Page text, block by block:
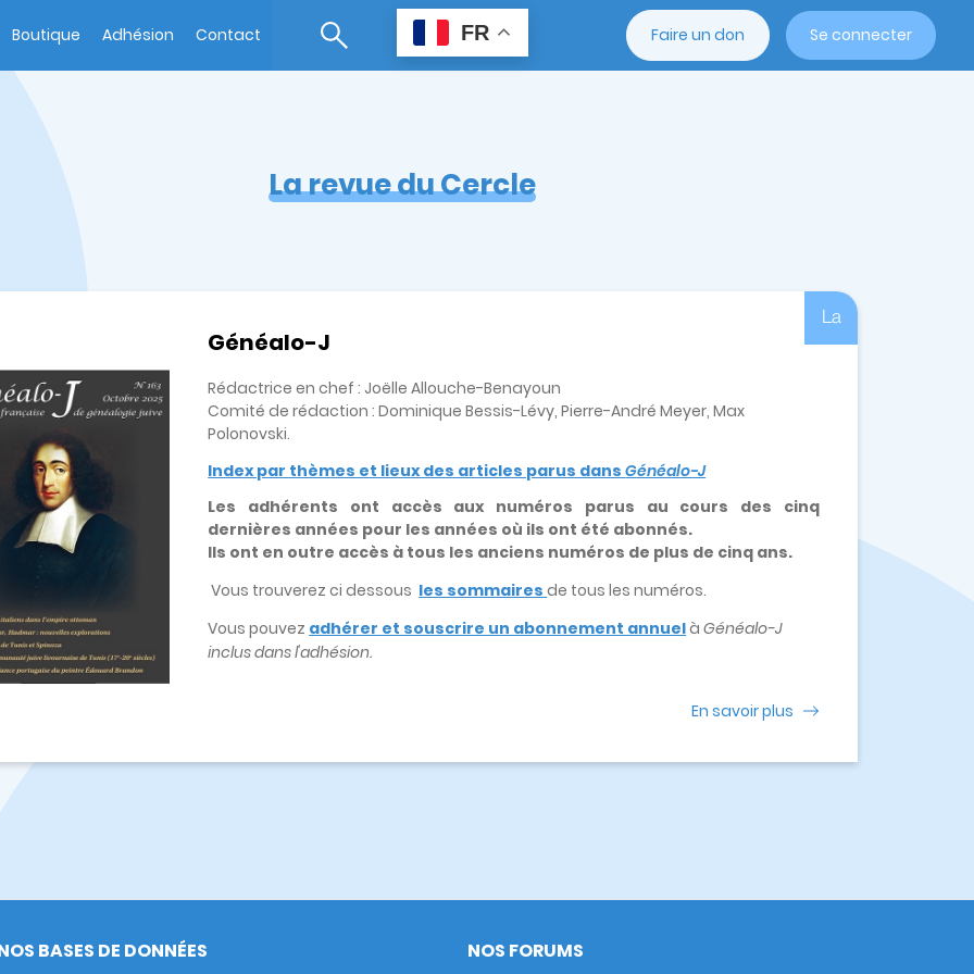
Boutique Adhésion Contact FR Faire un don Se connecter
La revue du Cercle
La
Généalo-J
Rédactrice en chef : Joëlle Allouche-Benayoun
Comité de rédaction : Dominique Bessis-Lévy, Pierre-André Meyer, Max
Polonovski.
Index par thèmes et lieux des articles parus dansGénéalo-J
Les adhérents ont accès aux numéros parus au cours des cinq
dernières années pour les années où ils ont été abonnés.
Ils ont en outre accès à tous les anciens numéros de plus de cinq ans.
Vous trouverez ci dessous les sommaires de tous les numéros.
Vous pouvez adhérer et souscrire un abonnement annuelàGénéalo-J
inclus dans l'adhésion.
En savoir plus
BASES DE DONNÉES NOS FORUMS